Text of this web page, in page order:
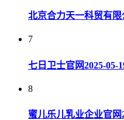
北京合力天一科贸有限
7
七日卫士官网2025-05-
8
蜜儿乐儿乳业企业官网